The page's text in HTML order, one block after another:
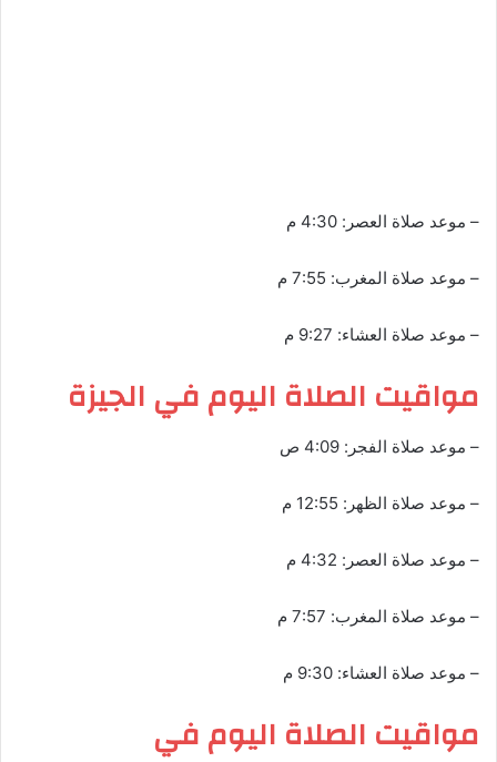
– موعد صلاة العصر: 4:30 م
– موعد صلاة المغرب: 7:55 م
– موعد صلاة العشاء: 9:27 م
مواقيت الصلاة اليوم في الجيزة
– موعد صلاة الفجر: 4:09 ص
– موعد صلاة الظهر: 12:55 م
– موعد صلاة العصر: 4:32 م
– موعد صلاة المغرب: 7:57 م
– موعد صلاة العشاء: 9:30 م
مواقيت الصلاة اليوم في